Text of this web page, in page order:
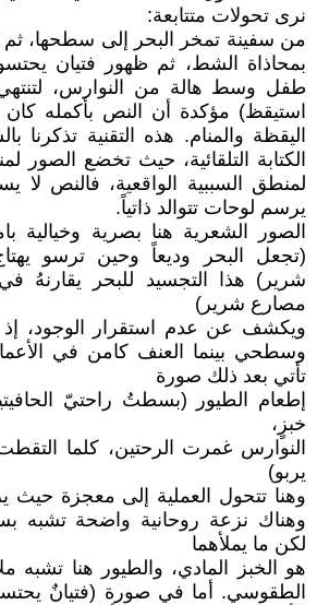
نرى تحولات متتابعة:
من سفينة تمخر البحر إلى سطحها،
بمحاذاة الشط، ثم ظهور فتيان
طفل وسط هالة من النوارس،
استيقظ) مؤكدة أن النص بأكمله كان
اليقظة والمنام. هذه التقنية تذكرنا
الكتابة التلقائية، حيث تخضع الصور
لمنطق السببية الواقعية، فالنص لا
يرسم لوحات تتوالد ذاتياً.
الصور الشعرية هنا بصرية وخيالية
(تجعل البحر وديعاً وحين ترسو
شرير) هذا التجسيد للبحر يقارنهُ
مصارع شرير)
ويكشف عن عدم استقرار الوجود،
وسطحي بينما العنف كامن في
تأتي بعد ذلك صورة
إطعام الطيور (بسطتُ راحتيّ
خبزٍ،
النوارس غمرت الرحتين، كلما
يربو)
وهنا تتحول العملية إلى معجزة حيث
وهناك نزعة روحانية واضحة تشبه
لكن ما يملأهما
هو الخبز المادي، والطيور هنا تشبه
الطقوسي. أما في صورة (فتيانٌ